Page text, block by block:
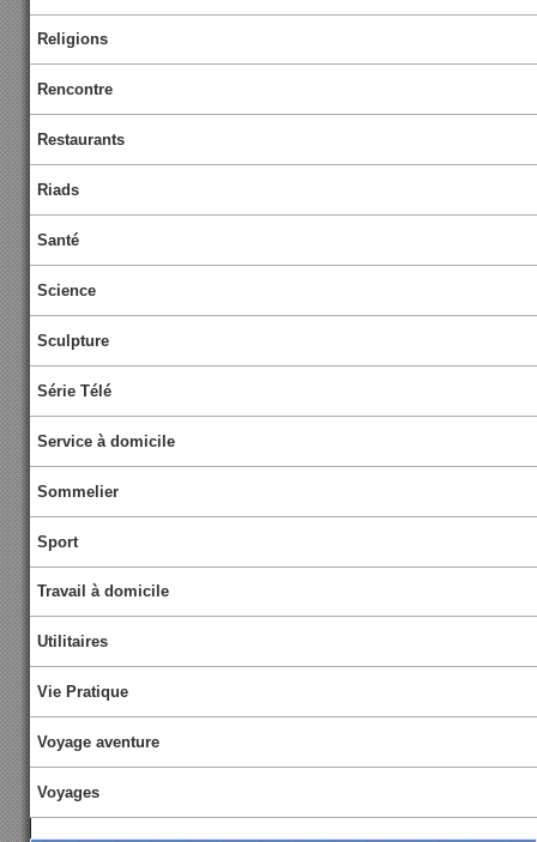
Religions
Rencontre
Restaurants
Riads
Santé
Science
Sculpture
Série Télé
Service à domicile
Sommelier
Sport
Travail à domicile
Utilitaires
Vie Pratique
Voyage aventure
Voyages